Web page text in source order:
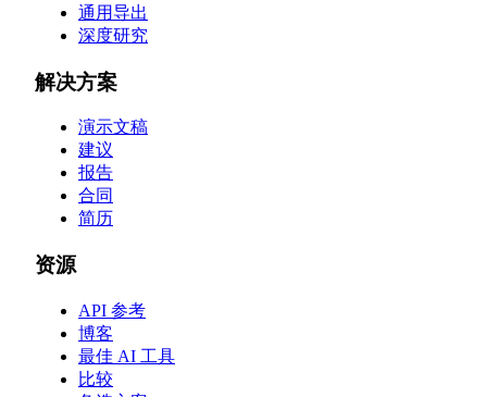
通用导出
深度研究
解决方案
演示文稿
建议
报告
合同
简历
资源
API 参考
博客
最佳 AI 工具
比较